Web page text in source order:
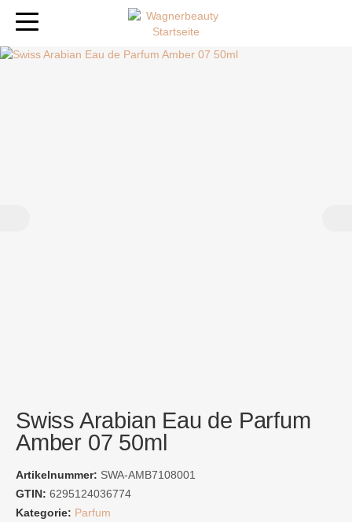
Swiss Arabian Eau de Parfum
Amber 07 50ml
Artikelnummer: SWA-AMB7108001
GTIN: 6295124036774
Kategorie: Parfum